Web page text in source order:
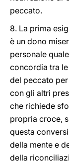
peccato.
8. La prima
è un dono
personale
concordia tra
del peccato
con gli altri
che richiede
propria croce,
questa
della mente e
della